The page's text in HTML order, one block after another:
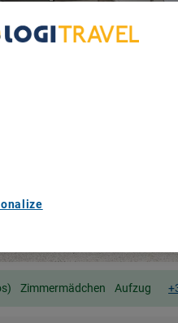
Zimmermädchen Aufzug